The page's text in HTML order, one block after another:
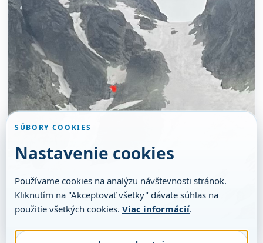
SÚBORY COOKIES
Nastavenie cookies
Používame cookies na analýzu návštevnosti stránok.
Kliknutím na "Akceptovať všetky" dávate súhlas na
použitie všetkých cookies. Viac informácií.